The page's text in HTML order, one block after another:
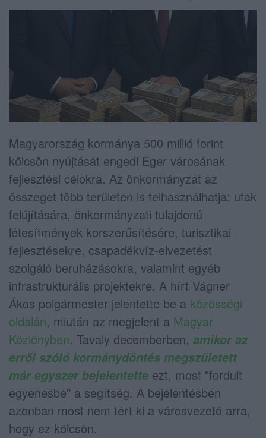
Magyarország kormánya 500 millió forint
kölcsön nyújtását engedi Eger városának
fejlesztési célokra. Az önkormányzat az
összeget több területen is felhasználhatja: utak
felújítására, önkormányzati tulajdonú
létesítmények korszerűsítésére, turisztikai
fejlesztésekre, csapadékvíz-elvezetést
szolgáló beruházásokra, valamint egyéb
infrastrukturális projektekre. A hírt Vágner
Ákos polgármester jelentette be a közösségi
oldalán, miután az megjelent a Magyar
Közlönyben. Tavaly decemberben, amikor az
erről szóló kormánydöntés megszületett
már egyszer bejelentette ezt, most "fordult
egyenesbe" a segítség. A bejelentésben
azonban most nem tért ki a városvezető arra,
hogy ez kölcsön.